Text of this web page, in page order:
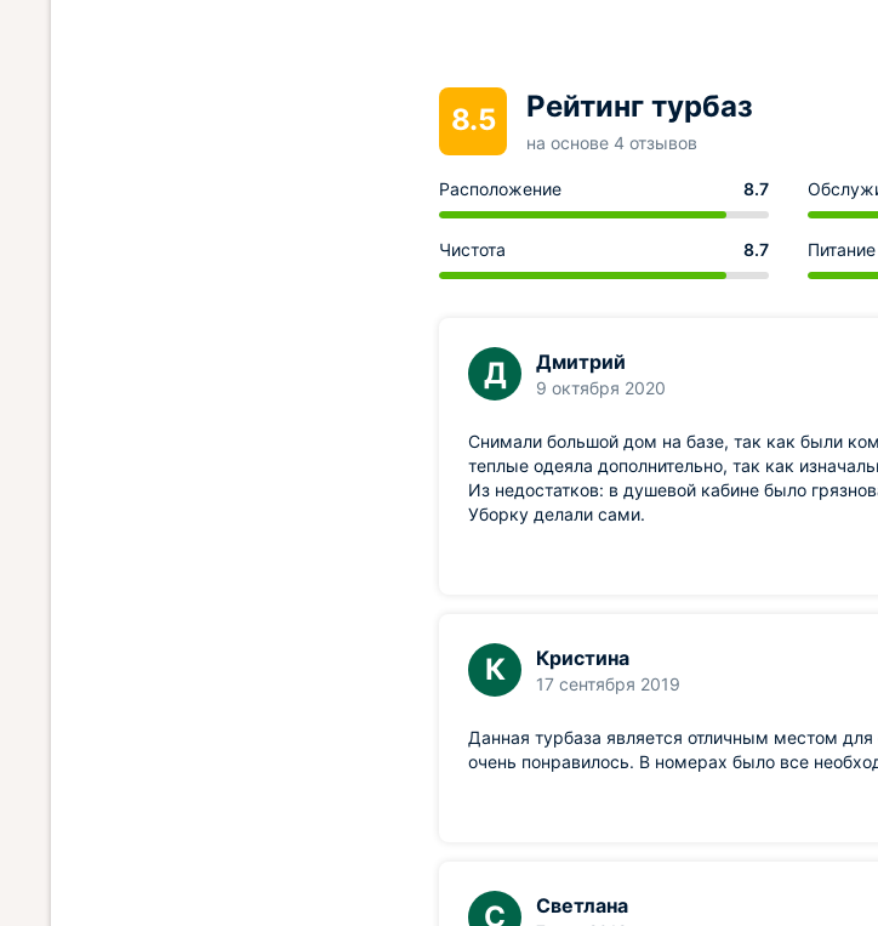
8.5 Рейтинг турбаз
на основе 4 отзывов
Расположение 8.7
Чистота 8.7 Питание
Д Дмитрий
9 октября 2020
Снимали большой дом на базе, так как были
теплые одеяла дополнительно, так как
Из недостатков: в душевой кабине было
Уборку делали сами.
К Кристина
17 сентября 2019
Данная турбаза является отличным местом
очень понравилось. В номерах было все
С Светлана